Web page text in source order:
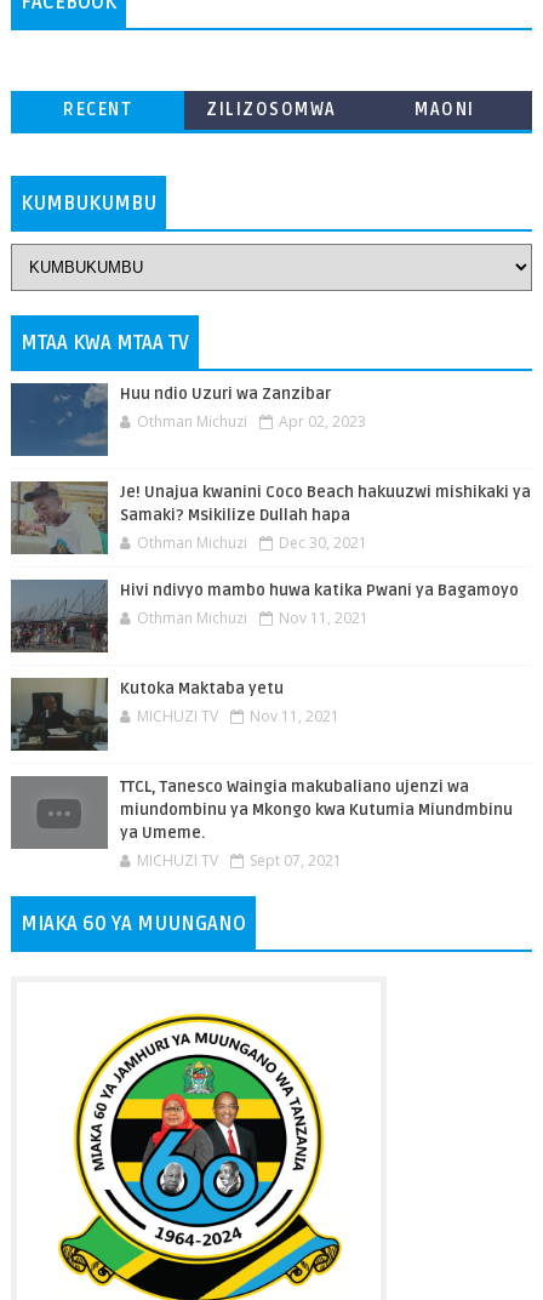
RECENT
ZILIZOSOMWA
MAONI
KUMBUKUMBU
MTAA KWA MTAA TV
Huu ndio Uzuri wa Zanzibar
Othman Michuzi Apr 02, 2023
Je! Unajua kwanini Coco Beach hakuuzwi mishikaki ya
Samaki? Msikilize Dullah hapa
Othman Michuzi Dec 30, 2021
Hivi ndivyo mambo huwa katika Pwani ya Bagamoyo
Othman Michuzi Nov 11, 2021
Kutoka Maktaba yetu
MICHUZI TV Nov 11, 2021
TTCL, Tanesco Waingia makubaliano ujenzi wa
miundombinu ya Mkongo kwa Kutumia Miundmbinu
ya Umeme.
MICHUZI TV Sept 07, 2021
MIAKA 60 YA MUUNGANO